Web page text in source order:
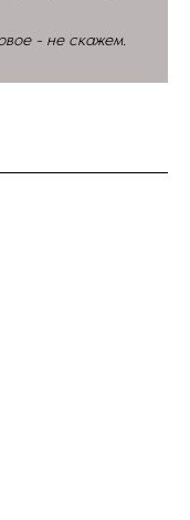
- не скажем.